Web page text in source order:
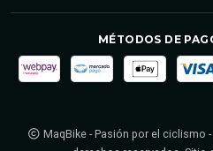
MÉTODOS DE
MaqBike - Pasión por el ciclismo